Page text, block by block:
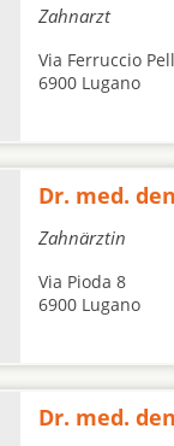
Zahnarzt
Via Ferruccio
6900 Lugano
Dr. med.
Zahnärztin
Via Pioda 8
6900 Lugano
Dr. med.